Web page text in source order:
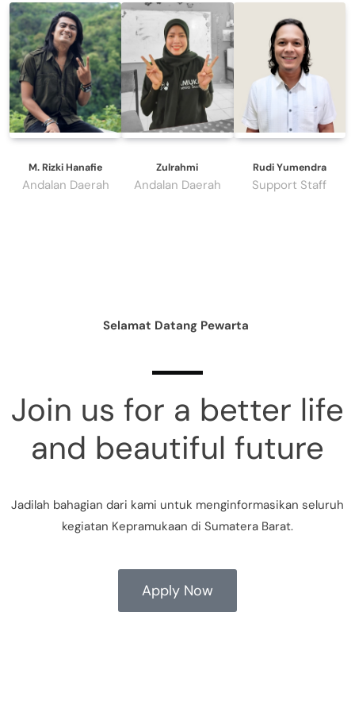
M. Rizki Hanafie
Andalan Daerah
Zulrahmi
Andalan Daerah
Rudi Yumendra
Support Staff
Selamat Datang Pewarta
Join us for a better life
and beautiful future
Jadilah bahagian dari kami untuk menginformasikan seluruh
kegiatan Kepramukaan di Sumatera Barat.
Apply Now